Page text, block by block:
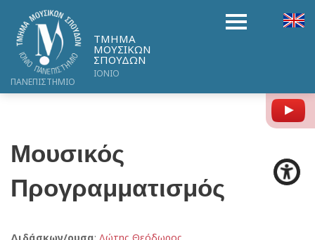
ΤΜΗΜΑ
ΜΟΥΣΙΚΩΝ
ΣΠΟΥΔΩΝ
ΙΟΝΙΟ
ΠΑΝΕΠΙΣΤΗΜΙΟ
Μουσικός
Προγραμματισμός
Διδάσκων/ουσα: Λώτης Θεόδωρος